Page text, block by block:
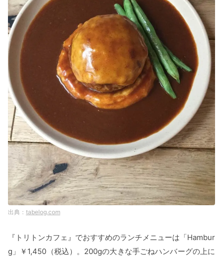
tabelog.com
『トリトンカフェ』でおすすめのランチメニューは「Hambur
g」￥1,450（税込）。200gの大きな手ごねハンバーグの上に